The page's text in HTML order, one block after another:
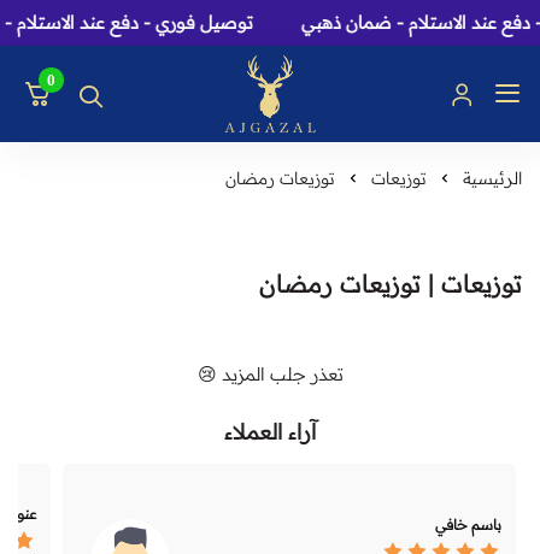
عند الاستلام - ضمان ذهبي توصيل فوري - دفع عند الاستلام
عاج الغزال: متجر
0
الرئيسية توزيعات توزيعات رمضان
توزيعات | توزيعات رمضان
تعذر جلب المزيد 😢
آراء العملاء
باسم خافي
عنود